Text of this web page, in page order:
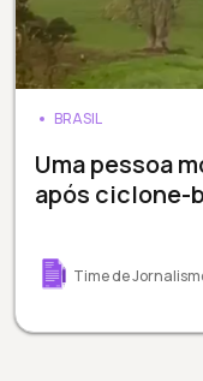
BRASIL
Uma pessoa
após ciclone-
Time de